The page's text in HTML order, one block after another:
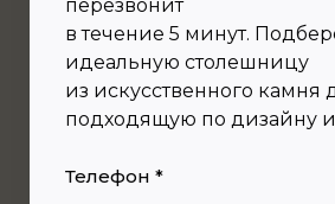
перезвонит
в течение 5 минут.
идеальную столешницу
из искусственного камня
подходящую по дизайну
Телефон *